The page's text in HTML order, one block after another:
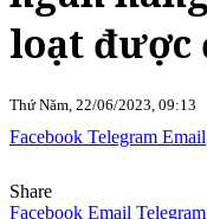
loạt được
Thứ Năm, 22/06/2023, 09:13
Facebook Telegram Email
Share
Facebook Email Telegram